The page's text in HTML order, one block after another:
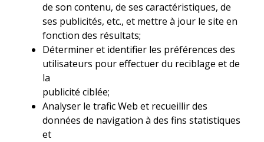
de son contenu, de ses caractéristiques, de
ses publicités, etc., et mettre à jour le site en
fonction des résultats;
Déterminer et identifier les préférences des
utilisateurs pour effectuer du reciblage et de
la
publicité ciblée;
Analyser le trafic Web et recueillir des
données de navigation à des fins statistiques
et